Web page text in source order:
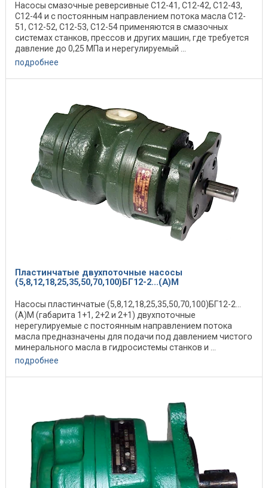
Насосы смазочные реверсивные С12-41, С12-42, С12-43,
С12-44 и с постоянным направлением потока масла С12-
51, С12-52, С12-53, С12-54 применяются в смазочных
системах станков, прессов и других машин, где требуется
давление до 0,25 МПа и нерегулируемый ...
подробнее
Пластинчатые двухпоточные насосы
(5,8,12,18,25,35,50,70,100)БГ12-2...(А)М
Насосы пластинчатые (5,8,12,18,25,35,50,70,100)БГ12-2...
(А)М (габарита 1+1, 2+2 и 2+1) двухпоточные
нерегулируемые с постоянным направлением потока
масла предназначены для подачи под давлением чистого
минерального масла в гидросистемы станков и ...
подробнее